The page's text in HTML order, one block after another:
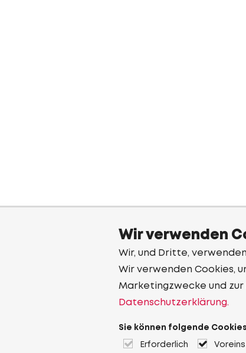
Wir verwenden
Wir, und Dritte,
Wir verwenden Cookies,
Marketingzwecke und zur
Datenschutzerklärung.
Sie können folgende
Erforderlich